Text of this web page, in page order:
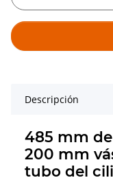
Descripción
485 mm
200 mm
tubo del